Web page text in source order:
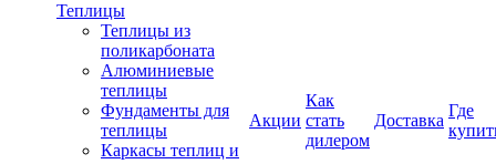
Теплицы
Теплицы из
поликарбоната
Алюминиевые
теплицы
Фундаменты для
теплицы
Каркасы теплиц и
Акции
Как
стать
дилером
Доставка
Где